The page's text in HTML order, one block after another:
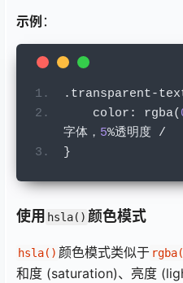
示例 ：
. transparent-
    color
: rgba(
字体， 5%透明度
/
}
使用 hsla() 颜色模式
hsla() 颜色模式类似于
和度 (saturation)、亮度